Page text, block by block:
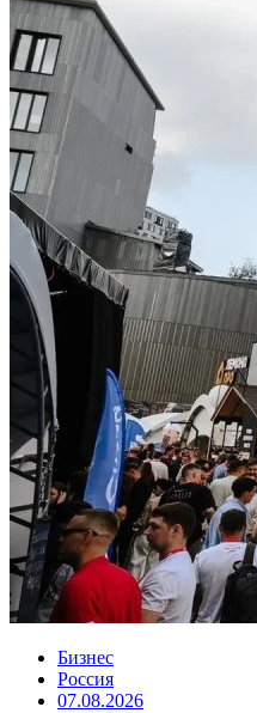
Бизнес
Россия
07.08.2026